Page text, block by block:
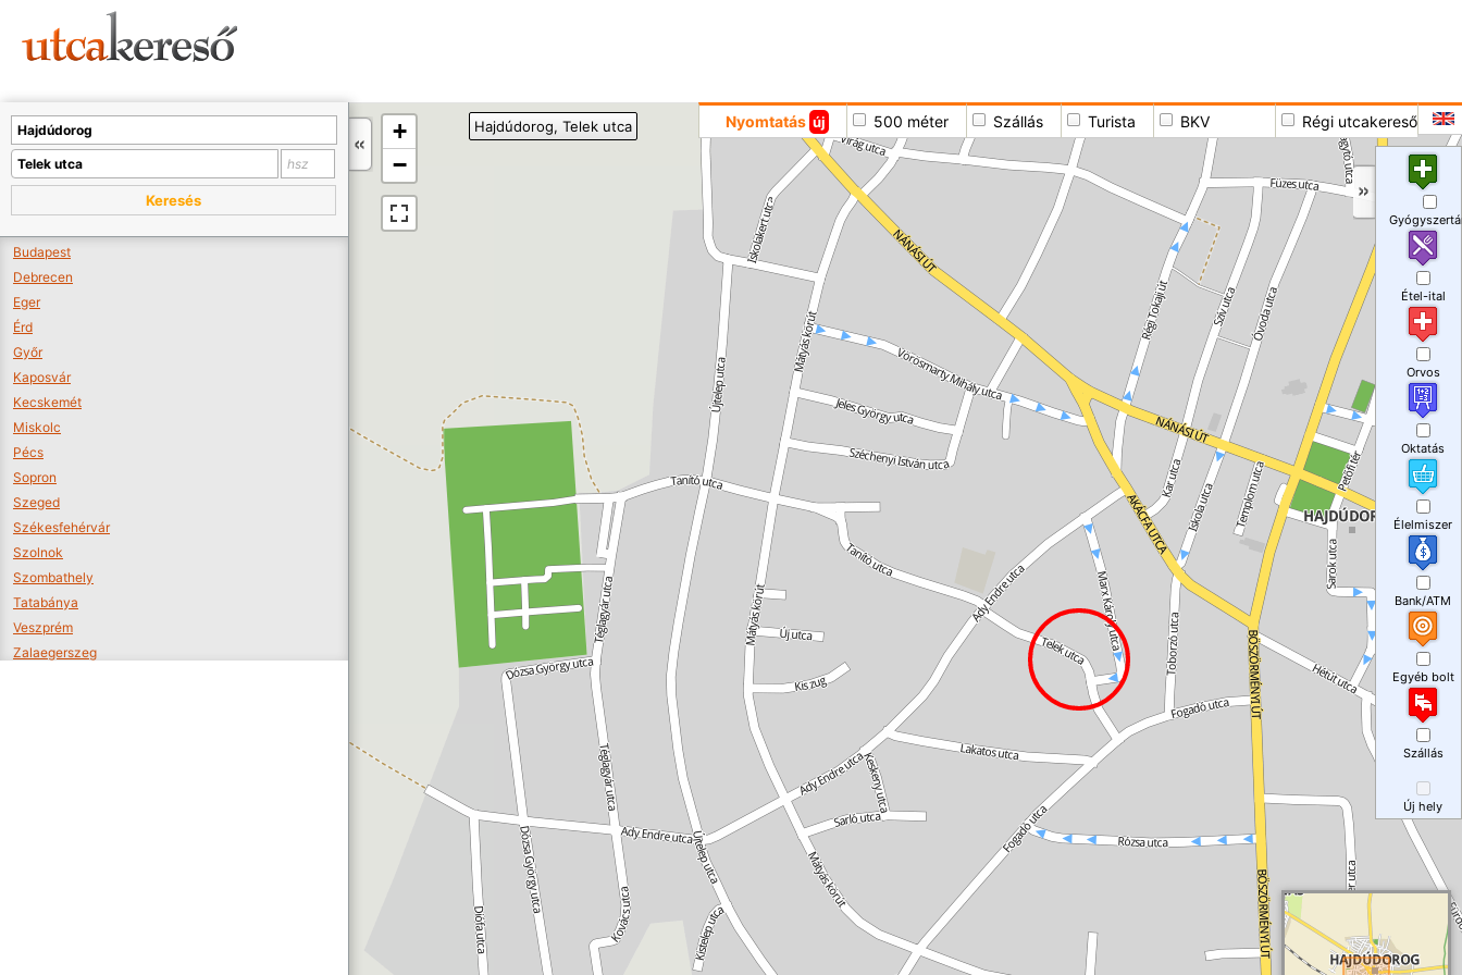
+
−
Nyomtatás új 500 méter Szállás Turista BKV Régi utcakereső
Hajdúdorog, Telek utca
Keresés
Budapest
Debrecen
Eger
Érd
Győr
Kaposvár
Kecskemét
Miskolc
Pécs
Sopron
Szeged
Székesfehérvár
Szolnok
Szombathely
Tatabánya
Veszprém
Zalaegerszeg
Étel-ital
Orvos
Oktatás
Élelmiszer
Bank/ATM
Egyéb bolt
Szállás
Új hely
A térképet kicsinyíteni kell, hogy látszódjanak a boltok.
Boltok látszódjanak >>